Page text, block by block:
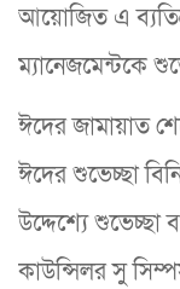
আয়োজিত এ
ম্যানেজমেন্টকে
ঈদের জামায়াত
ঈদের শুভেচ্ছা
উদ্দেশ্যে শুভেচ্ছা
কাউন্সিলর সু